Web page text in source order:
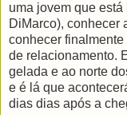
uma jovem que
DiMarco), conhecer
conhecer
de relacionamento.
gelada e ao norte
e é lá que
dias dias após a